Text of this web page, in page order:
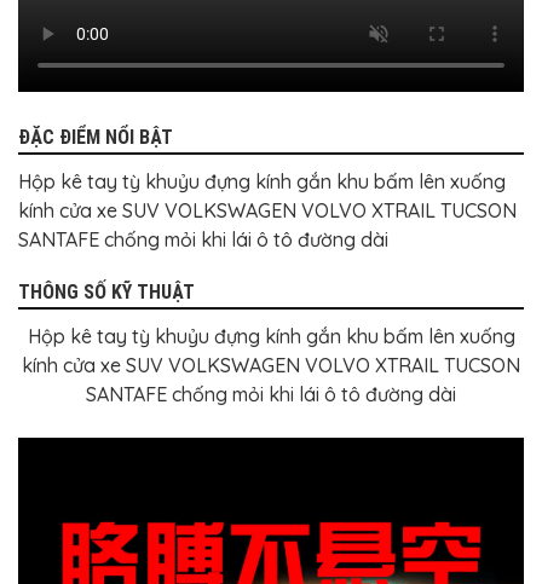
ĐẶC ĐIỂM NỔI BẬT
Hộp kê tay tỳ khuỷu đựng kính gắn khu bấm lên xuống
kính cửa xe SUV VOLKSWAGEN VOLVO XTRAIL TUCSON
SANTAFE chống mỏi khi lái ô tô đường dài
THÔNG SỐ KỸ THUẬT
Hộp kê tay tỳ khuỷu đựng kính gắn khu bấm lên xuống
kính cửa xe SUV VOLKSWAGEN VOLVO XTRAIL TUCSON
SANTAFE chống mỏi khi lái ô tô đường dài